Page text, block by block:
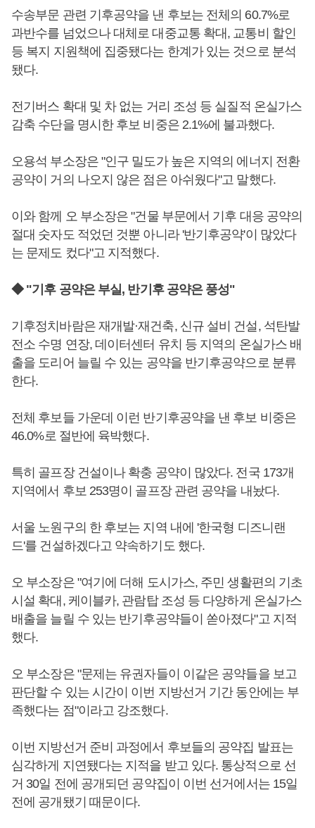
수송부문 관련 기후공약을 낸 후보는 전체의 60.7%로
과반수를 넘었으나 대체로 대중교통 확대, 교통비 할인
등 복지 지원책에 집중됐다는 한계가 있는 것으로 분석
됐다.
전기버스 확대 및 차 없는 거리 조성 등 실질적 온실가스
감축 수단을 명시한 후보 비중은 2.1%에 불과했다.
오용석 부소장은 "인구 밀도가 높은 지역의 에너지 전환
공약이 거의 나오지 않은 점은 아쉬웠다"고 말했다.
이와 함께 오 부소장은 "건물 부문에서 기후 대응 공약의
절대 숫자도 적었던 것뿐 아니라 '반기후공약'이 많았다
는 문제도 컸다"고 지적했다.
◆ "기후 공약은 부실, 반기후 공약은 풍성"
기후정치바람은 재개발·재건축, 신규 설비 건설, 석탄발
전소 수명 연장, 데이터센터 유치 등 지역의 온실가스 배
출을 도리어 늘릴 수 있는 공약을 반기후공약으로 분류
한다.
전체 후보들 가운데 이런 반기후공약을 낸 후보 비중은
46.0%로 절반에 육박했다.
특히 골프장 건설이나 확충 공약이 많았다. 전국 173개
지역에서 후보 253명이 골프장 관련 공약을 내놨다.
서울 노원구의 한 후보는 지역 내에 '한국형 디즈니랜
드'를 건설하겠다고 약속하기도 했다.
오 부소장은 "여기에 더해 도시가스, 주민 생활편의 기초
시설 확대, 케이블카, 관람탑 조성 등 다양하게 온실가스
배출을 늘릴 수 있는 반기후공약들이 쏟아졌다"고 지적
했다.
오 부소장은 "문제는 유권자들이 이같은 공약들을 보고
판단할 수 있는 시간이 이번 지방선거 기간 동안에는 부
족했다는 점"이라고 강조했다.
이번 지방선거 준비 과정에서 후보들의 공약집 발표는
심각하게 지연됐다는 지적을 받고 있다. 통상적으로 선
거 30일 전에 공개되던 공약집이 이번 선거에서는 15일
전에 공개됐기 때문이다.